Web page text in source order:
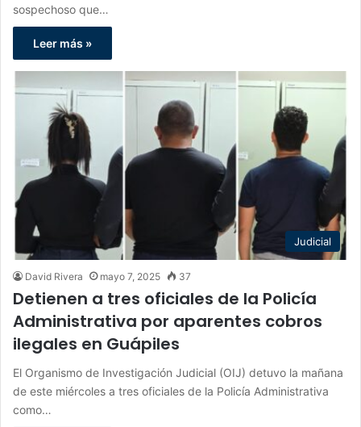
sospechoso que…
Leer más »
Judicial
David Rivera mayo 7, 2025 37
Detienen a tres oficiales de la Policía
Administrativa por aparentes cobros
ilegales en Guápiles
El Organismo de Investigación Judicial (OIJ) detuvo la mañana
de este miércoles a tres oficiales de la Policía Administrativa
como…